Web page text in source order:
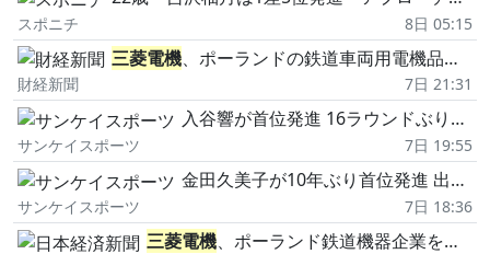
スポニチ 8日 05:15
三菱電機、ポーランドの鉄道車両用電機品メーカーMEDCOMを完全子会社化へ
財経新聞 7日 21:31
入谷響が首位発進 16ラウンドぶりの60台となる「68」をマーク 不振脱出に手応え/国内女子ゴルフ
サンケイスポーツ 7日 19:55
金田久美子が10年ぶり首位発進 出場108人で最少24パット「ラインとか全部が合っていたかな」/国内女子ゴルフ
サンケイスポーツ 7日 18:36
三菱電機、ポーランド鉄道機器企業を買収 欧州事業を拡大